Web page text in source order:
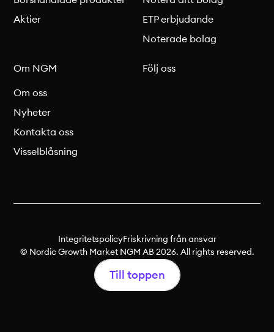
Aktier
ETP erbjudande
Noterade bolag
Om NGM
Om oss
Nyheter
Kontakta oss
Visselblåsning
Följ oss
IntegritetspolicyFriskrivning från ansvar
© Nordic Growth Market NGM AB 2026. All rights reserved.
Till toppen